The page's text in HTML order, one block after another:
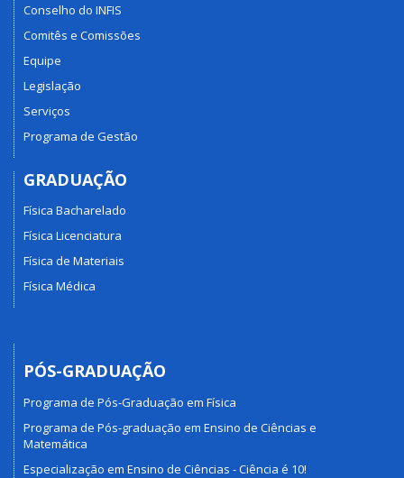
Conselho do INFIS
Comitês e Comissões
Equipe
Legislação
Serviços
Programa de Gestão
GRADUAÇÃO
Física Bacharelado
Física Licenciatura
Física de Materiais
Física Médica
PÓS-GRADUAÇÃO
Programa de Pós-Graduação em Física
Programa de Pós-graduação em Ensino de Ciências e
Matemática
Especialização em Ensino de Ciências - Ciência é 10!